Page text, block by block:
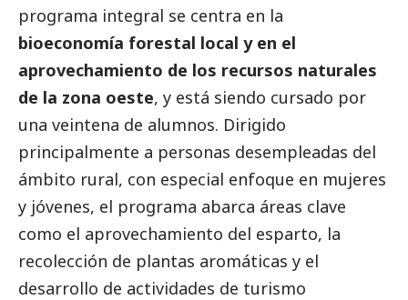
programa integral se centra en la
bioeconomía forestal local y en el
aprovechamiento de los recursos naturales
de la zona oeste, y está siendo cursado por
una veintena de alumnos. Dirigido
principalmente a personas desempleadas del
ámbito rural, con especial enfoque en mujeres
y jóvenes, el programa abarca áreas clave
como el aprovechamiento del esparto, la
recolección de plantas aromáticas y el
desarrollo de actividades de turismo